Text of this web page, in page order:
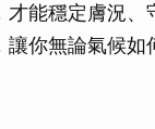
能穩定膚況、
你無論氣候如